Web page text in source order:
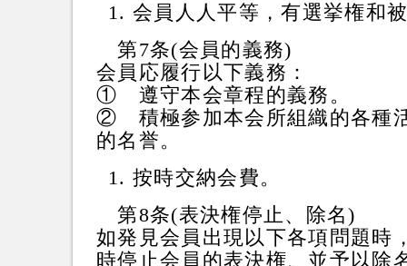
会員人人平等，有選挙権和
第7条(会員的義務)
会員応履行以下義務：
① 遵守本会章程的義務。
② 積極参加本会所組織的各種
的名誉。
按時交納会費。
第8条(表決権停止、除名)
如発見会員出現以下各項問題時
時停止会員的表決権、並予以除